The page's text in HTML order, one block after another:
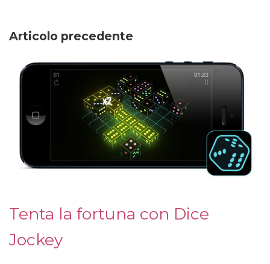
Articolo precedente
Tenta la fortuna con Dice
Jockey